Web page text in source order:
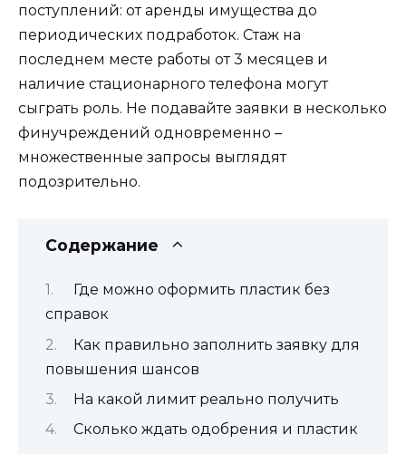
поступлений: от аренды имущества до
периодических подработок. Стаж на
последнем месте работы от 3 месяцев и
наличие стационарного телефона могут
сыграть роль. Не подавайте заявки в несколько
финучреждений одновременно –
множественные запросы выглядят
подозрительно.
Содержание
Где можно оформить пластик без
справок
Как правильно заполнить заявку для
повышения шансов
На какой лимит реально получить
Сколько ждать одобрения и пластик